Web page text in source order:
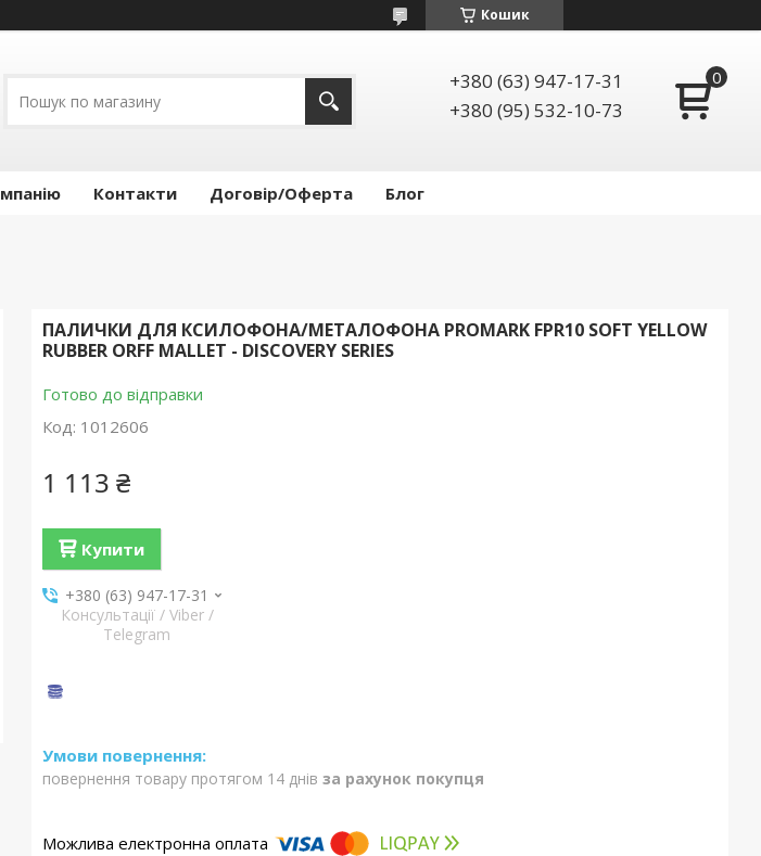
Кошик
+380 (63) 947-17-31
+380 (95) 532-10-73
Контакти Договір/Оферта Блог
ПАЛИЧКИ ДЛЯ КСИЛОФОНА/МЕТАЛОФОНА PROMARK FPR10 SOFT YELLOW
RUBBER ORFF MALLET - DISCOVERY SERIES
Готово до відправки
Код: 1012606
1 113 ₴
Купити
+380 (63) 947-17-31
Консультації / Viber /
Telegram
повернення товару протягом 14 днів за рахунок покупця